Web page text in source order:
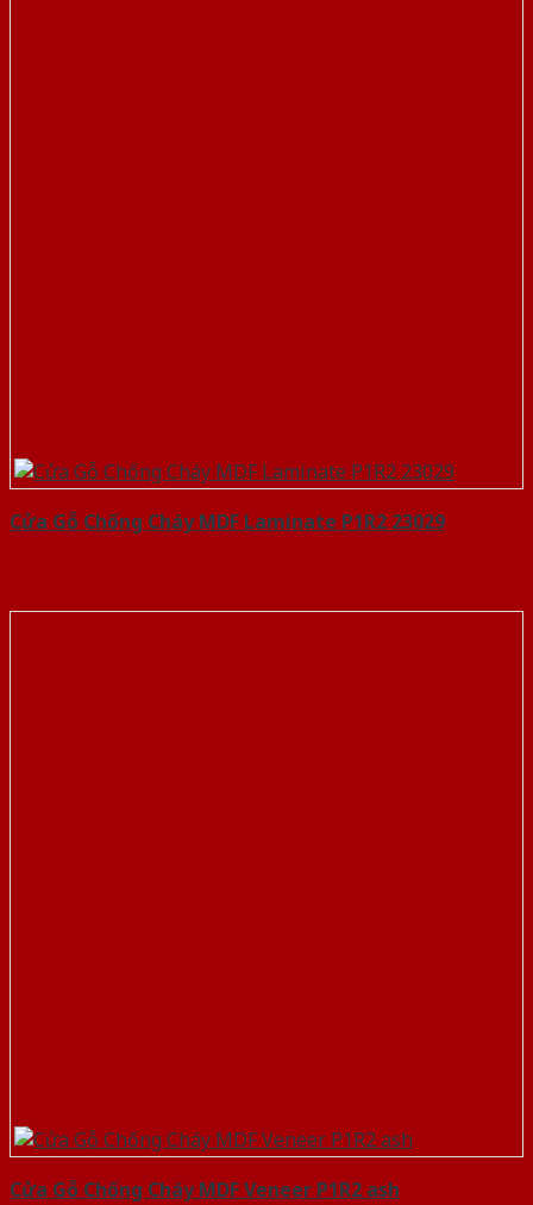
Cửa Gỗ Chống Cháy MDF Laminate P1R2 23029
Cửa Gỗ Chống Cháy MDF Veneer P1R2 ash